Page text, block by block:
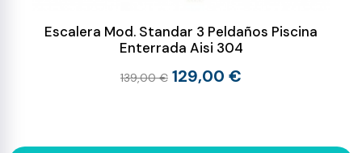
Escalera Mod. Standar 3 Peldaños Piscina
Enterrada Aisi 304
139,00 € 129,00 €